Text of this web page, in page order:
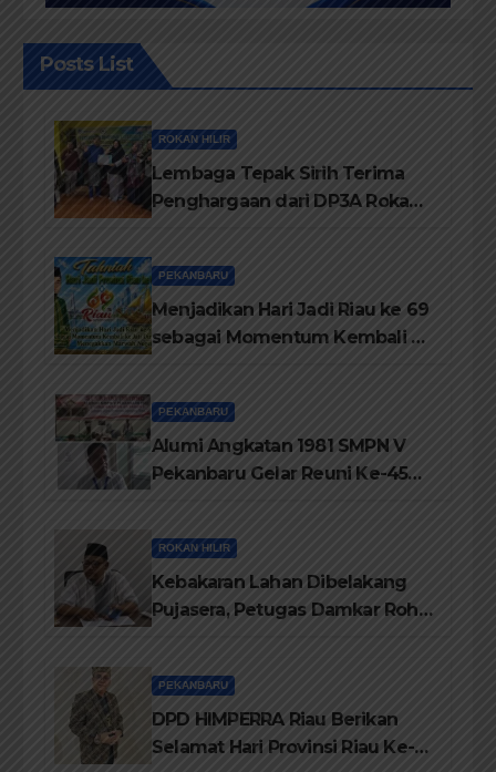
Posts List
ROKAN HILIR
Lembaga Tepak Sirih Terima
Penghargaan dari DP3A Rokan
PEKANBARU
Menjadikan Hari Jadi Riau ke 69
sebagai Momentum Kembali ke
PEKANBARU
Alumi Angkatan 1981 SMPN V
Pekanbaru Gelar Reuni Ke-45
ROKAN HILIR
Kebakaran Lahan Dibelakang
Pujasera, Petugas Damkar Rohil
PEKANBARU
DPD HIMPERRA Riau Berikan
Selamat Hari Provinsi Riau Ke-